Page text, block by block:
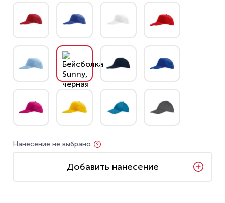
Нанесение не выбрано
Добавить нанесение